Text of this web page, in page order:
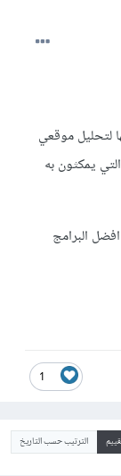
لتحليل موقعي
يمكثون به
البرامج
1
الترتيب حسب التاريخ